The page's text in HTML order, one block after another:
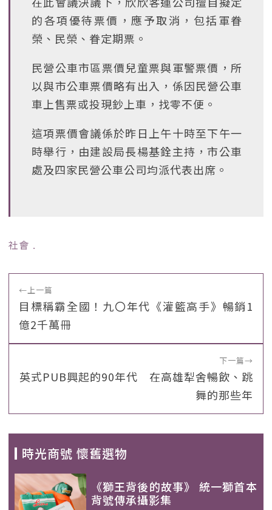
的各項優待票價，應予取消，包括軍眷
榮、民榮、眷定期票。
民營公車市區票價兒童票與軍警票價，所
以與市公車票價略有出入，係因民營公車
車上售票或投現鈔上車，找零不便。
這項票價會議係於昨日上午十時至下午一
時舉行，由建設局長楊基銓主持，市公車
處及四家民營公車公司均派代表出席。
社會 ﹒
←上一篇
目標稱霸全國！九〇年代《灌籃高手》暢銷1
億2千萬冊
下一篇→
英式PUB興起的90年代 在高雄犁舍暢飲、跳
舞的那些年
時光商號 懷舊選物
《獅王背後的故事》 統一獅首本
背號傳承攝影集